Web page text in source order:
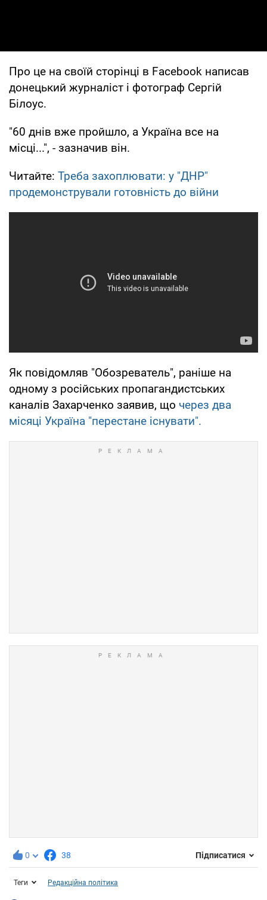
Про це на своїй сторінці в Facebook написав
донецький журналіст і фотограф Сергій
Білоус.
"60 днів вже пройшло, а Україна все на
місці...", - зазначив він.
Читайте: Треба захоплювати: у "ДНР"
продемонстрували готовність до війни
Як повідомляв "Обозреватель", раніше на
одному з російських пропагандистських
каналів Захарченко заявив, що через два
місяці Україна "перестане існувати".
0 38 Підписатися
Теги Редакційна політика